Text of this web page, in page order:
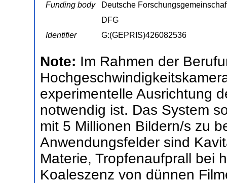
Funding body
Deutsche
DFG
Identifier
G:(GEPRIS)426082536
Note: Im Rahmen der
experimentelle Ausrichtung
notwendig ist. Das System
mit 5 Millionen Bildern/s zu
Anwendungsfelder sind
Materie, Tropfenaufprall bei
Koaleszenz von dünnen